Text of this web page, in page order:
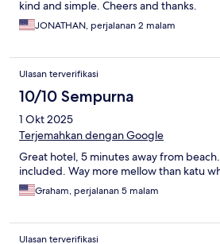
kind and simple. Cheers and thanks.
JONATHAN, perjalanan 2 malam
Ulasan terverifikasi
10/10 Sempurna
1 Okt 2025
Terjemahkan dengan Google
Great hotel, 5 minutes away from
included. Way more mellow than katu
Graham, perjalanan 5 malam
Ulasan terverifikasi